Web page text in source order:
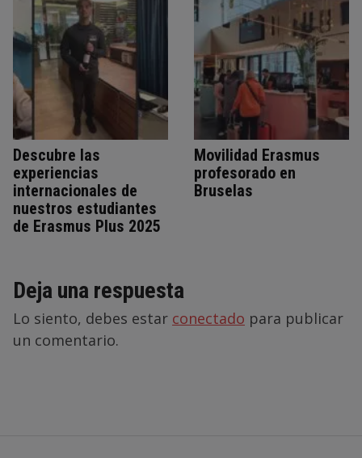
Descubre las
experiencias
internacionales de
nuestros estudiantes
de Erasmus Plus 2025
Movilidad Erasmus
profesorado en
Bruselas
Deja una respuesta
Lo siento, debes estar conectado para publicar
un comentario.